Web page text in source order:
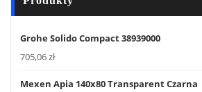
Grohe Solido Compact 38939000
705,06zł
Mexen Apia 140x80 Transparent Czarna